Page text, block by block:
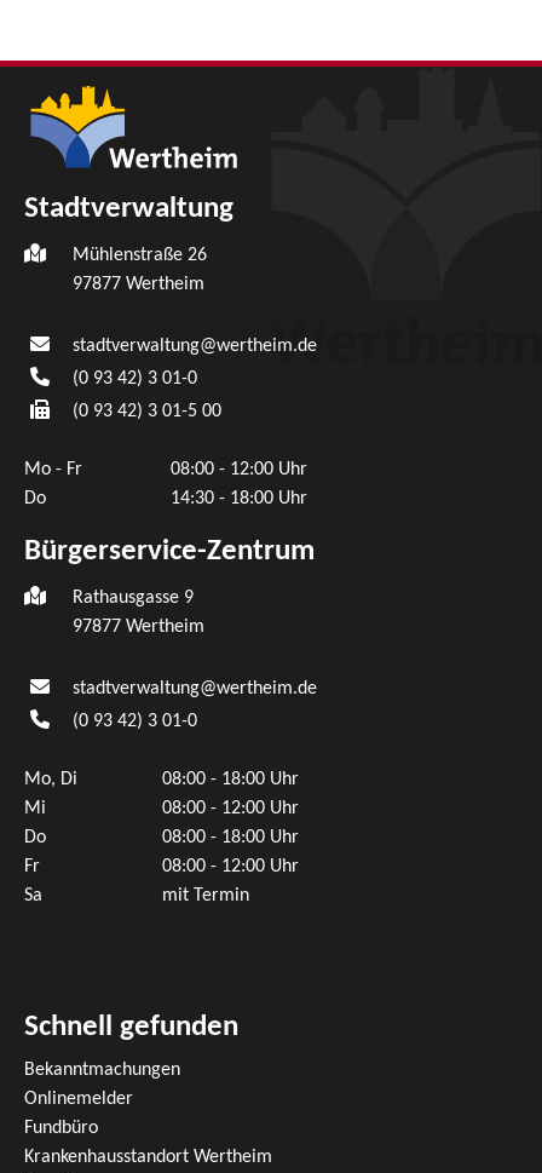
Stadtverwaltung
Mühlenstraße 26
97877 Wertheim
stadtverwaltung@wertheim.de
(0 93 42) 3 01-0
(0 93 42) 3 01-5 00
Mo - Fr
08:00 - 12:00 Uhr
Do
14:30 - 18:00 Uhr
Bürgerservice-Zentrum
Rathausgasse 9
97877 Wertheim
stadtverwaltung@wertheim.de
(0 93 42) 3 01-0
Mo, Di
08:00 - 18:00 Uhr
Mi
08:00 - 12:00 Uhr
Do
08:00 - 18:00 Uhr
Fr
08:00 - 12:00 Uhr
Sa
mit Termin
Schnell gefunden
Bekanntmachungen
Onlinemelder
Fundbüro
Krankenhausstandort Wertheim